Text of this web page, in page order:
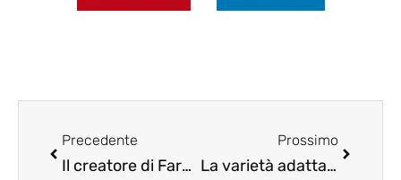
Precedente
Il creatore di Farmville dalla Silicon Valley a imprenditore della cannabis
Prossimo
La varietà adatta a te